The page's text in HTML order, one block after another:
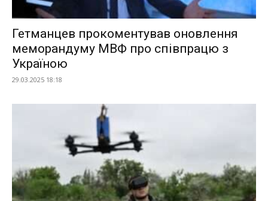
Гетманцев прокоментував оновлення
меморандуму МВФ про співпрацю з
Україною
29.03.2025 18:18